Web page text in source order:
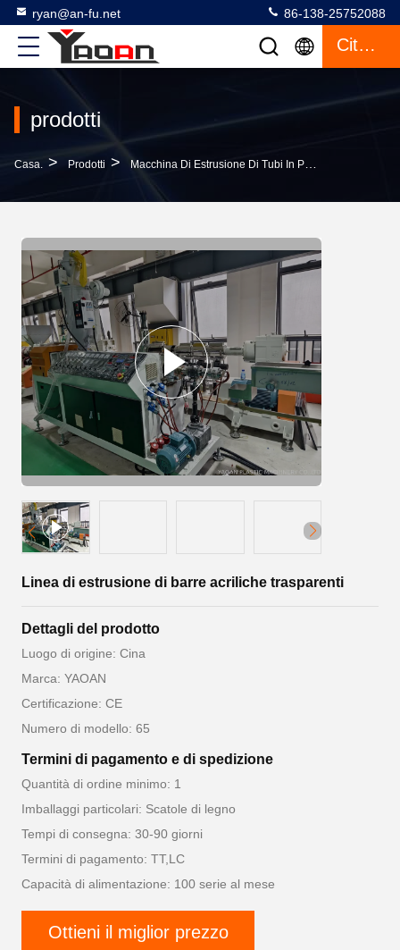
ryan@an-fu.net 86-138-25752088
Citazione
prodotti
Casa. > Prodotti > Macchina Di Estrusione Di Tubi In Plastica
Linea di estrusione di barre acriliche trasparenti
Dettagli del prodotto
Luogo di origine: Cina
Marca: YAOAN
Certificazione: CE
Numero di modello: 65
Termini di pagamento e di spedizione
Quantità di ordine minimo: 1
Imballaggi particolari: Scatole di legno
Tempi di consegna: 30-90 giorni
Termini di pagamento: TT,LC
Capacità di alimentazione: 100 serie al mese
Ottieni il miglior prezzo